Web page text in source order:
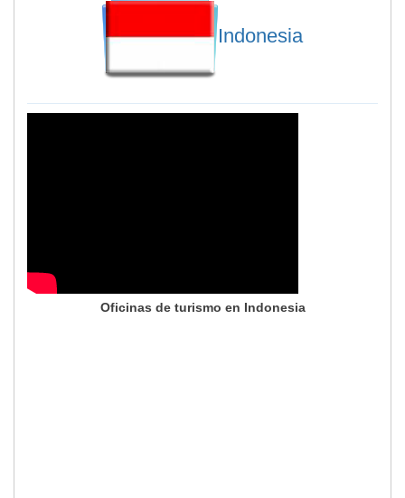
Indonesia
Oficinas de turismo en Indonesia